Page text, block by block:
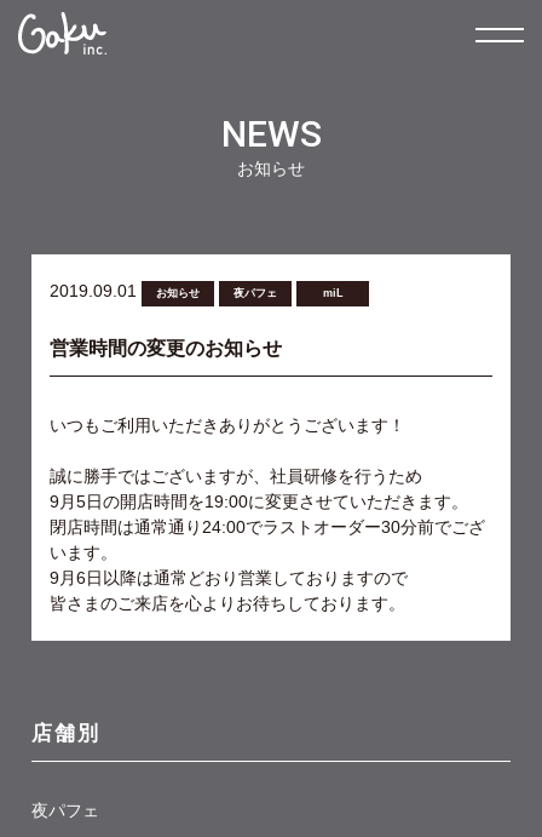
NEWS
お知らせ
2019.09.01 お知らせ 夜パフェ miL
営業時間の変更のお知らせ
いつもご利用いただきありがとうございます！
誠に勝手ではございますが、社員研修を行うため
9月5日の開店時間を19:00に変更させていただきます。
閉店時間は通常通り24:00でラストオーダー30分前でござ
います。
9月6日以降は通常どおり営業しておりますので
皆さまのご来店を心よりお待ちしております。
店舗別
夜パフェ